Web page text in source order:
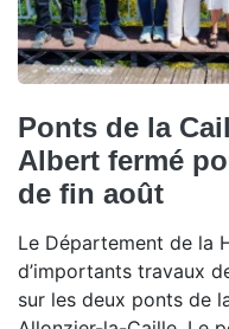
Ponts de la
Albert fermé
de fin août
Le Département de la
d’importants travaux
sur les deux ponts de